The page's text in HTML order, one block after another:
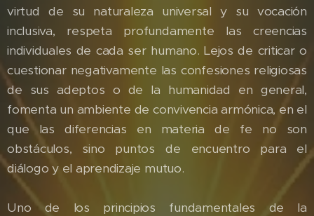
virtud de su naturaleza universal y su vocación
inclusiva, respeta profundamente las creencias
individuales de cada ser humano. Lejos de criticar o
cuestionar negativamente las confesiones religiosas
de sus adeptos o de la humanidad en general,
fomenta un ambiente de convivencia armónica, en el
que las diferencias en materia de fe no son
obstáculos, sino puntos de encuentro para el
diálogo y el aprendizaje mutuo.
Uno de los principios fundamentales de la